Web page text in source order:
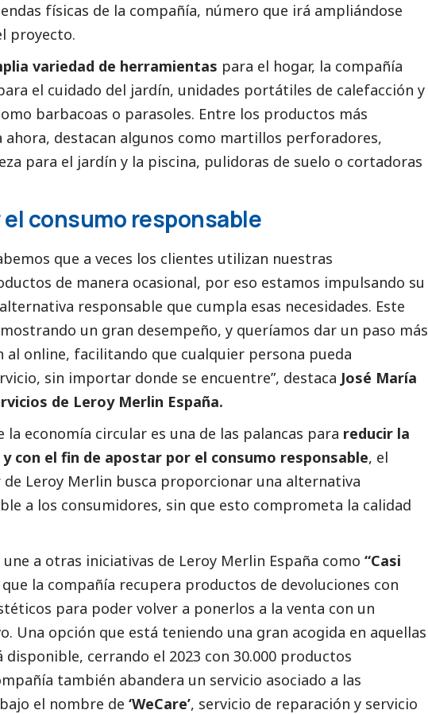
físicas de la compañía, número que irá ampliándose
proyecto.
variedad de herramientas para el hogar, la compañía
el cuidado del jardín, unidades portátiles de calefacción y
barbacoas o parasoles. Entre los productos más
ahora, destacan algunos como martillos perforadores,
para el jardín y la piscina, pulidoras de suelo o cortadoras
consumo responsable
que a veces los clientes utilizan nuestras
de manera ocasional, por eso estamos impulsando su
responsable que cumpla esas necesidades. Este
un gran desempeño, y queríamos dar un paso más
al online, facilitando que cualquier persona pueda
sin importar donde se encuentre”, destaca José María
de Leroy Merlin España.
la economía circular es una de las palancas para reducir la
con el fin de apostar por el consumo responsable, el
de Leroy Merlin busca proporcionar una alternativa
a los consumidores, sin que esto comprometa la calidad
a otras iniciativas de Leroy Merlin España como “Casi
que la compañía recupera productos de devoluciones con
para poder volver a ponerlos a la venta con un
Una opción que está teniendo una gran acogida en aquellas
disponible, cerrando el 2023 con 30.000 productos
también abandera un servicio asociado a las
el nombre de ‘WeCare’, servicio de reparación y servicio